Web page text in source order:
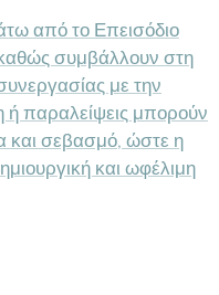
από το Επεισόδιο
καθώς συμβάλλουν στη
με την
παραλείψεις μπορούν
και σεβασμό, ώστε η
και ωφέλιμη